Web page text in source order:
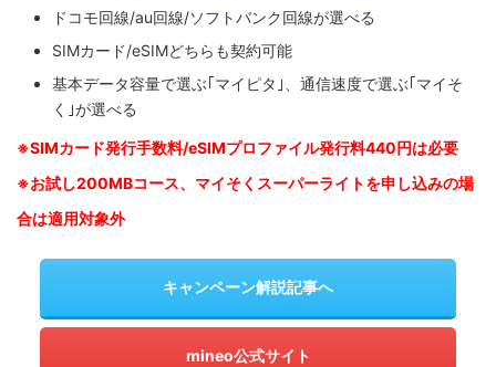
ドコモ回線/au回線/ソフトバンク回線が選べる
SIMカード/eSIMどちらも契約可能
基本データ容量で選ぶ｢マイピタ｣、通信速度で選ぶ｢マイそ
く｣が選べる
※SIMカード発行手数料/eSIMプロファイル発行料440円は必要
※お試し200MBコース、マイそくスーパーライトを申し込みの場
合は適用対象外
キャンペーン解説記事へ
mineo公式サイト